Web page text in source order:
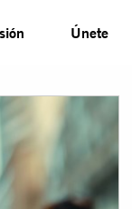
Únete